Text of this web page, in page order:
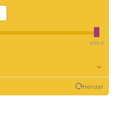
‎€49.9
Herstel